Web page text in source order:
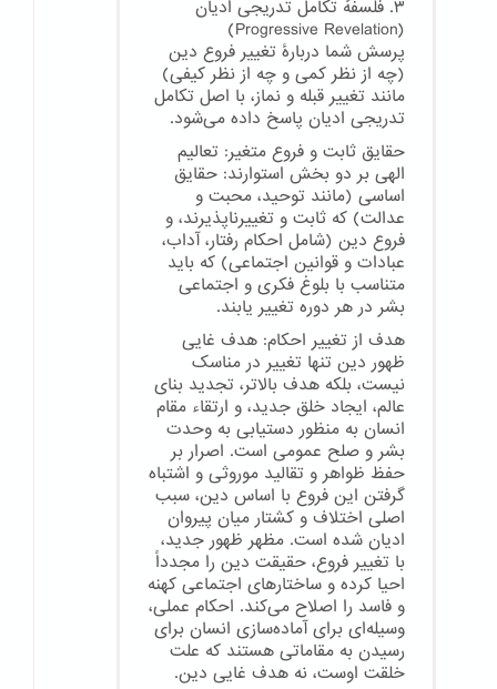
۳. فلسفهٔ تکامل تدریجی ادیان
(Progressive Revelation)
پرسش شما دربارهٔ تغییر فروع دین
(چه از نظر کمی و چه از نظر کیفی)
مانند تغییر قبله و نماز، با اصل تکامل
تدریجی ادیان پاسخ داده می‌شود.
حقایق ثابت و فروع متغیر: تعالیم
الهی بر دو بخش استوارند: حقایق
اساسی (مانند توحید، محبت و
عدالت) که ثابت و تغییرناپذیرند، و
فروع دین (شامل احکام رفتار، آداب،
عبادات و قوانین اجتماعی) که باید
متناسب با بلوغ فکری و اجتماعی
بشر در هر دوره تغییر یابند.
هدف از تغییر احکام: هدف غایی
ظهور دین تنها تغییر در مناسک
نیست، بلکه هدف بالاتر، تجدید بنای
عالم، ایجاد خلق جدید، و ارتقاء مقام
انسان به منظور دستیابی به وحدت
بشر و صلح عمومی است. اصرار بر
حفظ ظواهر و تقالید موروثی و اشتباه
گرفتن این فروع با اساس دین، سبب
اصلی اختلاف و کشتار میان پیروان
ادیان شده است. مظهر ظهور جدید،
با تغییر فروع، حقیقت دین را مجدداً
احیا کرده و ساختارهای اجتماعی کهنه
و فاسد را اصلاح می‌کند. احکام عملی،
وسیله‌ای برای آماده‌سازی انسان برای
رسیدن به مقاماتی هستند که علت
خلقت اوست، نه هدف غایی دین.